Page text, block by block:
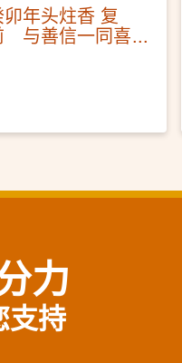
年头炷香 复
与善信一同喜
力
支持